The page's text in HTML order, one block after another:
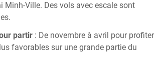
Minh-Ville. Des vols avec escale sont
partir: De novembre à avril pour profiter
favorables sur une grande partie du